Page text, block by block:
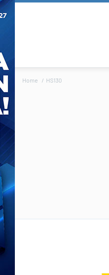
Home HS130